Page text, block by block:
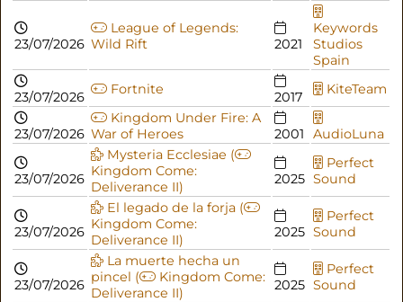
23/07/2026
League of Legends:
Wild Rift
2021
Keywords
Studios
Spain
23/07/2026 Fortnite 2017 KiteTeam
23/07/2026
Kingdom Under Fire: A
War of Heroes
2001 AudioLuna
23/07/2026
Mysteria Ecclesiae (
Kingdom Come:
Deliverance II)
2025
Perfect
Sound
23/07/2026
El legado de la forja (
Kingdom Come:
Deliverance II)
2025
Perfect
Sound
23/07/2026
La muerte hecha un
pincel (
Kingdom Come:
Deliverance II)
2025
Perfect
Sound